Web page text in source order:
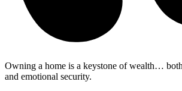
Owning a home is a keystone of wealth…
and emotional security.